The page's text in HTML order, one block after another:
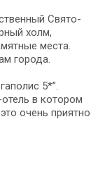
Свято-
холм,
места.
города.
5*”.
в котором
очень приятно